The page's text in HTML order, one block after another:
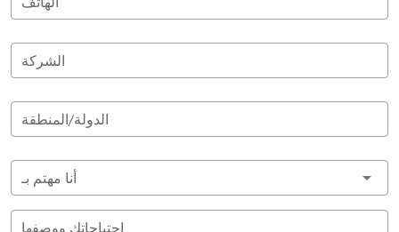
الشركة
الدولة/المنطقة
أنا مهتم بـ
احتياجاتك ووصفها